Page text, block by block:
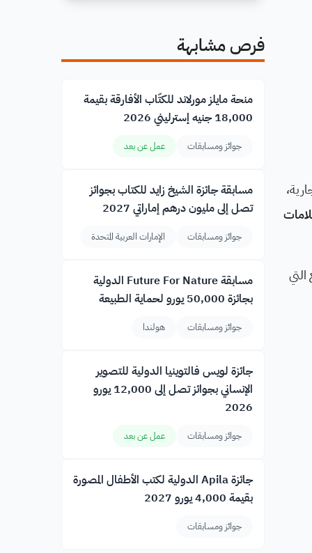
فرص مشابهة
منحة مايلز مورلاند للكتّاب الأفارقة بقيمة
18,000 جنيه إسترليني 2026
جوائز ومسابقات عمل عن بعد
مسابقة جائزة الشيخ زايد للكتاب بجوائز
تصل إلى مليون درهم إماراتي 2027
جوائز ومسابقات الإمارات العربية المتحدة
مسابقة Future For Nature الدولية
بجائزة 50,000 يورو لحماية الطبيعة
جوائز ومسابقات هولندا
جائزة لويس فالتوينيا الدولية للتصوير
الإنساني بجوائز تصل إلى 12,000 يورو
2026
جوائز ومسابقات عمل عن بعد
جائزة Apila الدولية لكتب الأطفال المصورة
بقيمة 4,000 يورو 2027
جوائز ومسابقات